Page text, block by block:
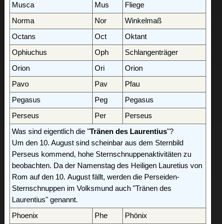
Musca
Mus
Fliege
Norma
Nor
Winkelmaß
Octans
Oct
Oktant
Ophiuchus
Oph
Schlangenträger
Orion
Ori
Orion
Pavo
Pav
Pfau
Pegasus
Peg
Pegasus
Perseus
Per
Perseus
Was sind eigentlich die "Tränen des Laurentius"?
Um den 10. August sind scheinbar aus dem Sternbild
Perseus kommend, hohe Sternschnuppenaktivitäten zu
beobachten. Da der Namenstag des Heiligen Lauretius von
Rom auf den 10. August fällt, werden die Perseiden-
Sternschnuppen im Volksmund auch "Tränen des
Laurentius" genannt.
Phoenix
Phe
Phönix